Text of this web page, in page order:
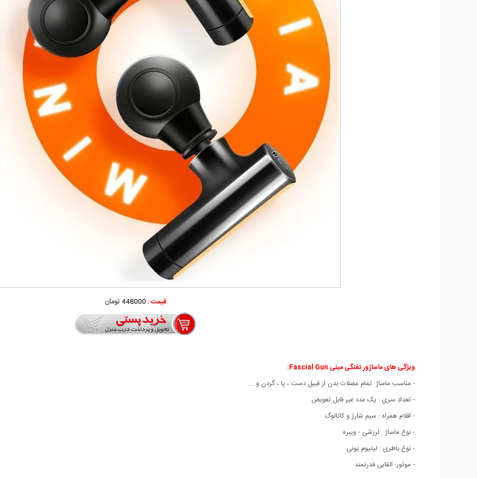
قیمت :448000 تومان
ویژگی های ماساژور تفنگی مینی Fascial Gun:
- مناسب ماساژ تمام عضلات بدن از قبیل دست ، پا ، گردن و ...
- تعداد سری : یک عدد غیر قابل تعویض
- اقلام همراه : سیم شارژ و کاتالوگ
- نوع ماساژ : لرزشی - ویبره
- نوع باطری : لیتیوم یونی
- موتور: القایی قدرتمند